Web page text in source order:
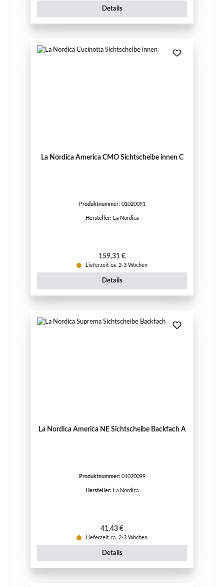
Details
La Nordica America CMO Sichtscheibe innen C
Produktnummer: 01020091
Hersteller: La Nordica
Regulärer Preis:
159,31 €
Lieferzeit ca. 2-3 Wochen
Details
La Nordica America NE Sichtscheibe Backfach A
Produktnummer: 01020099
Hersteller: La Nordica
Regulärer Preis:
41,43 €
Lieferzeit ca. 2-3 Wochen
Details